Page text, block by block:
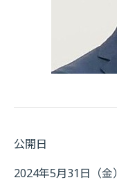
公開日
2024年5月31日（金）